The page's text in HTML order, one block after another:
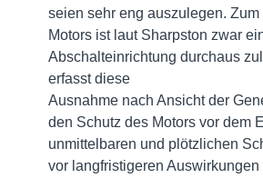
seien sehr eng auszulegen. Zum
Motors ist laut Sharpston zwar
Abschalteinrichtung durchaus
erfasst diese
Ausnahme nach Ansicht der
den Schutz des Motors vor dem
unmittelbaren und plötzlichen
vor langfristigeren